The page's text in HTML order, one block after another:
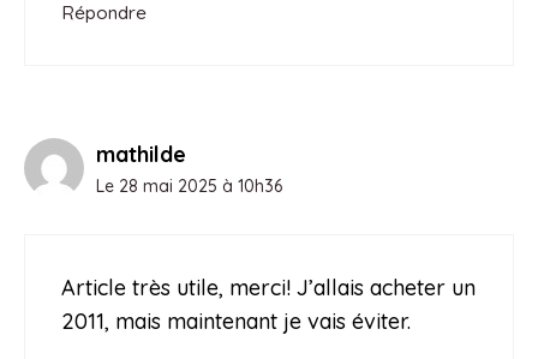
Répondre
mathilde
Le 28 mai 2025 à 10h36
Article très utile, merci! J’allais acheter un
2011, mais maintenant je vais éviter.